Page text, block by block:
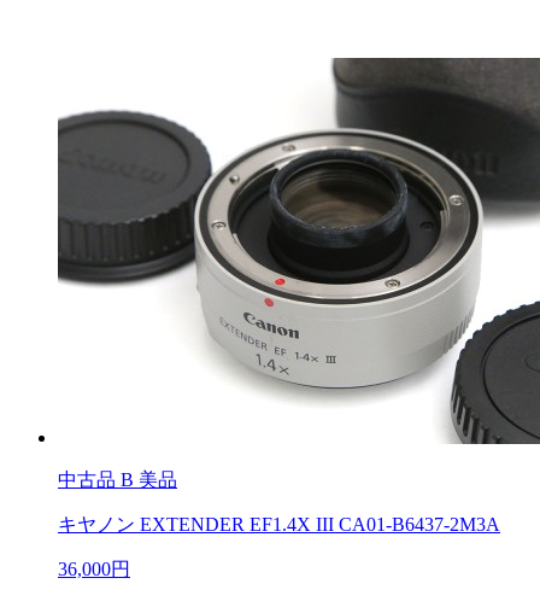
中古品 B 美品
キヤノン EXTENDER EF1.4X III CA01-B6437-2M3A
36,000円